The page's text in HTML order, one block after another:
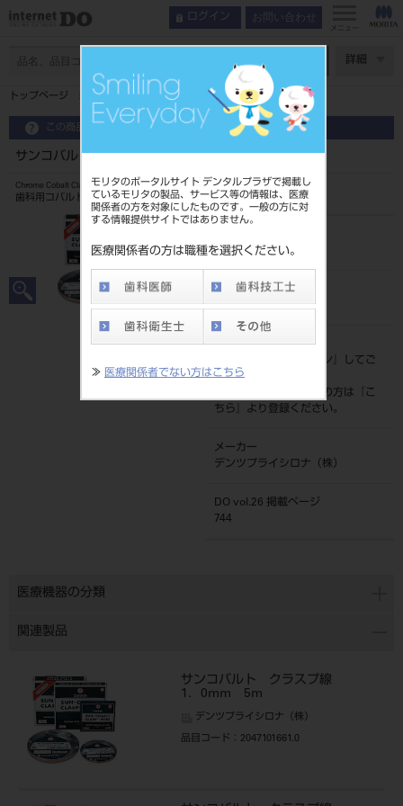
モリタのポータルサイト デンタルプラザで掲載し
ているモリタの製品、サービス等の情報は、医療
関係者の方を対象にしたものです。一般の方に対
する情報提供サイトではありません。
医療関係者の方は職種を選択ください。
≫ 医療関係者でない方はこちら
ログイン お問い合わせ
メニュー
詳細
トップページ サンコバルト クラスプ線 0．9mm 5m
この商品に関するお問い合わせ
サンコバルト クラスプ線 0．9mm 5m
Chrome Cobalt Clasp Wire
歯科用コバルトクロム合金線
2047101660.9
JAN/EANコード
標準価格
ログイン
』してご
覧ください。
ネット会員登録がまだの方は『
こ
ちら
』より登録ください。
メーカー
デンツプライシロナ（株）
DO vol.26 掲載ページ
744
医療機器の分類
関連製品
サンコバルト クラスプ線
1．0mm 5m
デンツプライシロナ（株）
品目コード ：2047101661.0